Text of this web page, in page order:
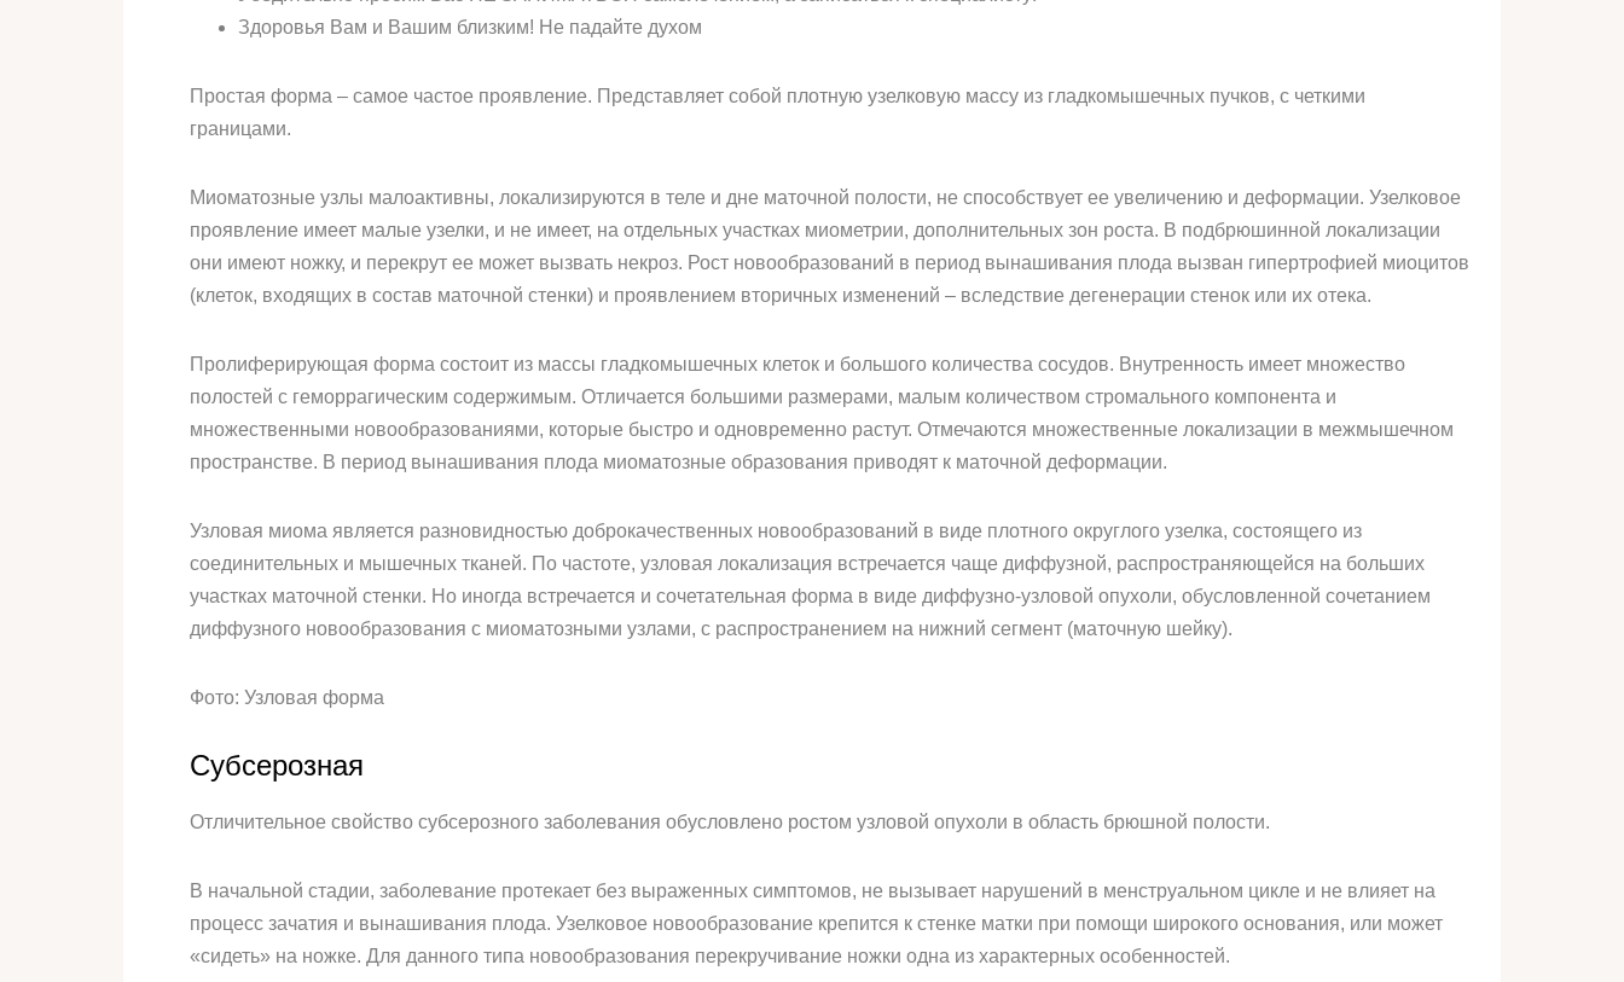
Здоровья Вам и Вашим близким! Не падайте духом
Простая форма – самое частое проявление. Представляет собой плотную узелковую массу из гладкомышечных пучков, с четкими
границами.
Миоматозные узлы малоактивны, локализируются в теле и дне маточной полости, не способствует ее увеличению и деформации. Узелковое
проявление имеет малые узелки, и не имеет, на отдельных участках миометрии, дополнительных зон роста. В подбрюшинной локализации
они имеют ножку, и перекрут ее может вызвать некроз. Рост новообразований в период вынашивания плода вызван гипертрофией миоцитов
(клеток, входящих в состав маточной стенки) и проявлением вторичных изменений – вследствие дегенерации стенок или их отека.
Пролиферирующая форма состоит из массы гладкомышечных клеток и большого количества сосудов. Внутренность имеет множество
полостей с геморрагическим содержимым. Отличается большими размерами, малым количеством стромального компонента и
множественными новообразованиями, которые быстро и одновременно растут. Отмечаются множественные локализации в межмышечном
пространстве. В период вынашивания плода миоматозные образования приводят к маточной деформации.
Узловая миома является разновидностью доброкачественных новообразований в виде плотного округлого узелка, состоящего из
соединительных и мышечных тканей. По частоте, узловая локализация встречается чаще диффузной, распространяющейся на больших
участках маточной стенки. Но иногда встречается и сочетательная форма в виде диффузно-узловой опухоли, обусловленной сочетанием
диффузного новообразования с миоматозными узлами, с распространением на нижний сегмент (маточную шейку).
Фото: Узловая форма
Субсерозная
Отличительное свойство субсерозного заболевания обусловлено ростом узловой опухоли в область брюшной полости.
В начальной стадии, заболевание протекает без выраженных симптомов, не вызывает нарушений в менструальном цикле и не влияет на
процесс зачатия и вынашивания плода. Узелковое новообразование крепится к стенке матки при помощи широкого основания, или может
«сидеть» на ножке. Для данного типа новообразования перекручивание ножки одна из характерных особенностей.